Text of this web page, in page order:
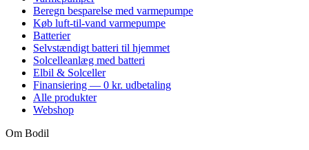
Beregn besparelse med varmepumpe
Køb luft-til-vand varmepumpe
Batterier
Selvstændigt batteri til hjemmet
Solcelleanlæg med batteri
Elbil & Solceller
Finansiering — 0 kr. udbetaling
Alle produkter
Webshop
Om Bodil